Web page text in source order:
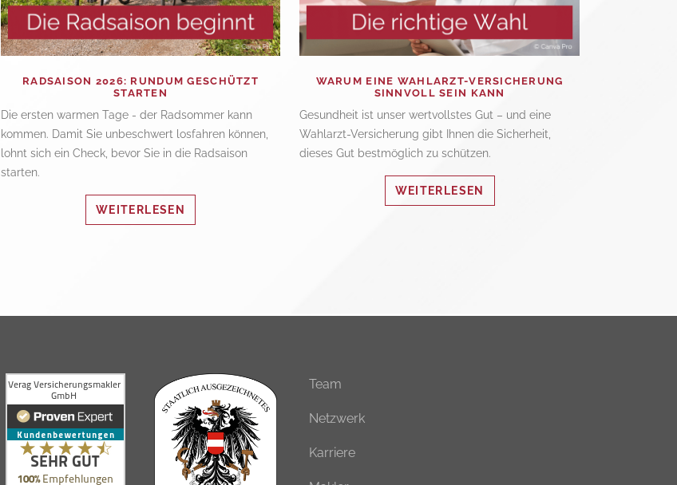
RADSAISON 2026: RUNDUM GESCHÜTZT
STARTEN
Die ersten warmen Tage - der Radsommer kann
kommen. Damit Sie unbeschwert losfahren können,
lohnt sich ein Check, bevor Sie in die Radsaison
starten.
WEITERLESEN
WARUM EINE WAHLARZT-VERSICHERUNG
SINNVOLL SEIN KANN
Gesundheit ist unser wertvollstes Gut – und eine
Wahlarzt-Versicherung gibt Ihnen die Sicherheit,
dieses Gut bestmöglich zu schützen.
WEITERLESEN
Team
Netzwerk
Karriere